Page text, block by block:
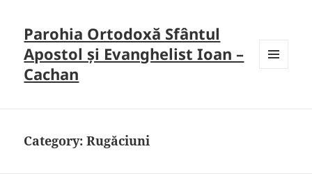
Parohia Ortodoxă Sfântul
Apostol și Evanghelist Ioan –
Cachan
Category:Rugăciuni